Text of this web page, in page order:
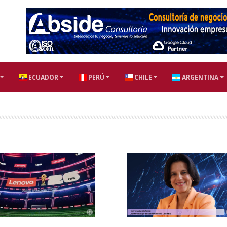
ECUADOR PERÚ CHILE ARGENTINA